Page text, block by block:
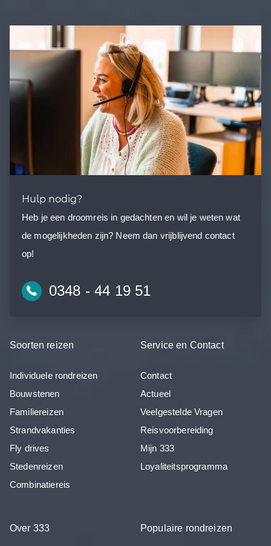
Hulp nodig?
Heb je een droomreis in gedachten en wil je weten wat
de mogelijkheden zijn? Neem dan vrijblijvend contact
op!
0348 - 44 19 51
Soorten reizen
Individuele rondreizen
Bouwstenen
Familiereizen
Strandvakanties
Fly drives
Stedenreizen
Combinatiereis
Service en Contact
Contact
Actueel
Veelgestelde Vragen
Reisvoorbereiding
Mijn 333
Loyaliteitsprogramma
Over 333 Populaire rondreizen